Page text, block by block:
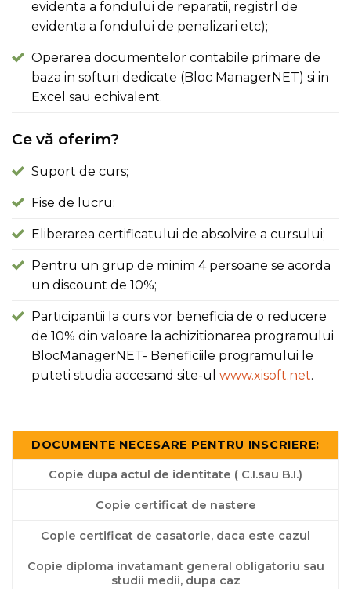
evidenta a fondului de reparatii, registrl de
evidenta a fondului de penalizari etc);
Operarea documentelor contabile primare de
baza in softuri dedicate (Bloc ManagerNET) si in
Excel sau echivalent.
Ce vă oferim?
Suport de curs;
Fise de lucru;
Eliberarea certificatului de absolvire a cursului;
Pentru un grup de minim 4 persoane se acorda
un discount de 10%;
Participantii la curs vor beneficia de o reducere
de 10% din valoare la achizitionarea programului
BlocManagerNET- Beneficiile programului le
puteti studia accesand site-ul www.xisoft.net.
DOCUMENTE NECESARE PENTRU INSCRIERE:
Copie dupa actul de identitate ( C.I.sau B.I.)
Copie certificat de nastere
Copie certificat de casatorie, daca este cazul
Copie diploma invatamant general obligatoriu sau
studii medii, dupa caz